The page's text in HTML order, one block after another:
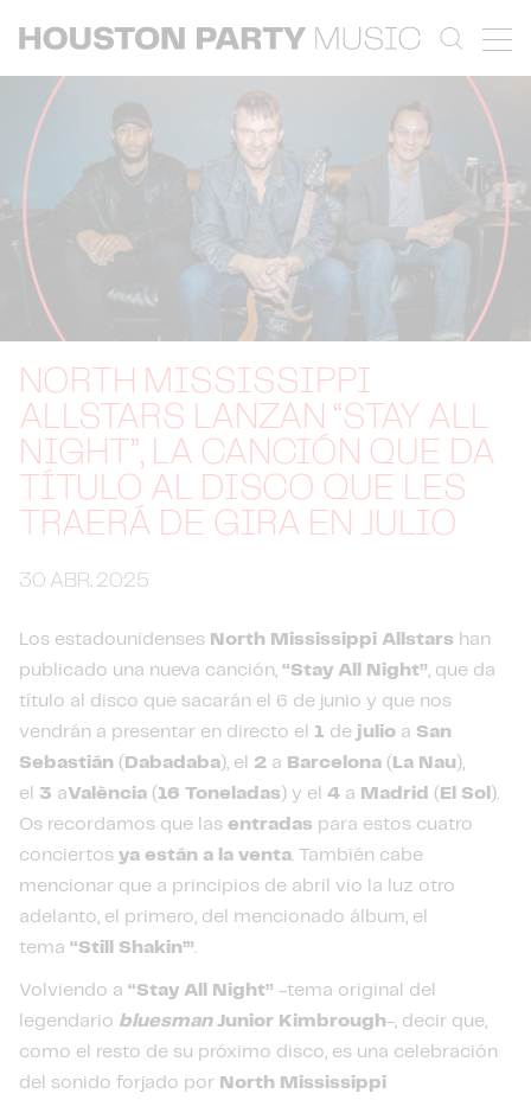
NORTH MISSISSIPPI
ALLSTARS LANZAN “STAY ALL
NIGHT”, LA CANCIÓN QUE DA
TÍTULO AL DISCO QUE LES
TRAERÁ DE GIRA EN JULIO
30 ABR. 2025
Los estadounidenses North Mississippi Allstars han
publicado una nueva canción, “Stay All Night”, que da
título al disco que sacarán el 6 de junio y que nos
vendrán a presentar en directo el 1 de julio a San
Sebastián ( Dabadaba), el 2 a Barcelona ( La Nau ),
el 3 aValència ( 16 Toneladas ) y el 4 a Madrid ( El Sol ).
Os recordamos que las entradas para estos cuatro
conciertos ya están a la venta. También cabe
mencionar que a principios de abril vio la luz otro
adelanto, el primero, del mencionado álbum, el
tema “Still Shakin’”.
Volviendo a “Stay All Night” -tema original del
legendario bluesmanJunior Kimbrough-, decir que,
como el resto de su próximo disco, es una celebración
del sonido forjado por North Mississippi